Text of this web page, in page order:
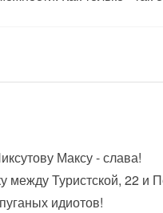
Максу - слава!
между Туристской, 22 и
идиотов!